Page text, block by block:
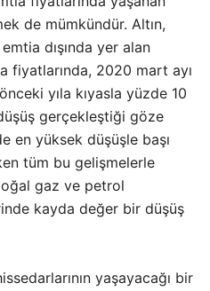
de mümkündür. Altın,
dışında yer alan
fiyatlarında, 2020 mart ayı
yıla kıyasla yüzde 10
gerçekleştiği göze
en yüksek düşüşle başı
tüm bu gelişmelerle
gaz ve petrol
kayda değer bir düşüş
yaşayacağı bir